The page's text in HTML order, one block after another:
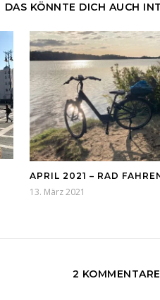
DAS KÖNNTE DICH AUCH
APRIL 2021 – RAD
13. März 2021
2 KOMMENTARE